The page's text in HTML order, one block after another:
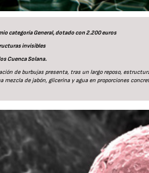
categoría General, dotado con 2.200 euros
invisibles
Cuenca Solana.
de burbujas presenta, tras un largo reposo,
mezcla de jabón, glicerina y agua en proporciones